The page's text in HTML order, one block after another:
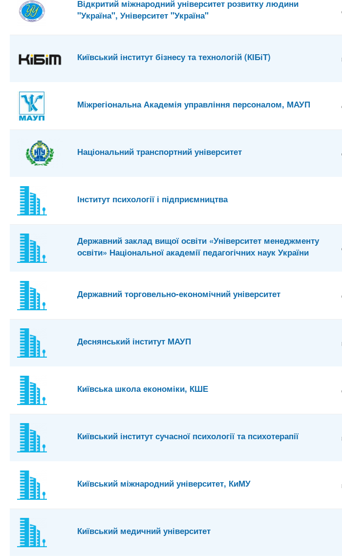
Відкритий міжнародний університет розвитку людини
"Україна", Університет "Україна"
Київський інститут бізнесу та технологій (КІБіТ)
Міжрегіональна Академія управління персоналом, МАУП
Національний транспортний університет
Інститут психології і підприємництва
Державний заклад вищої освіти «Університет менеджменту
освіти» Національної академії педагогічних наук України
Державний торговельно-економічний університет
Деснянський інститут МАУП
Київська школа економіки, КШЕ
Київський інститут сучасної психології та психотерапії
Київський міжнародний університет, КиМУ
Київський медичний університет